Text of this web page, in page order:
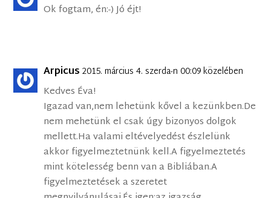
Ok fogtam, én:-) Jó éjt!
Arpicus 2015. március 4. szerda-n 00:09 közelében
Kedves Éva!
Igazad van,nem lehetünk kővel a kezünkben.De
nem mehetünk el csak úgy bizonyos dolgok
mellett.Ha valami eltévelyedést észlelünk
akkor figyelmeztetnünk kell.A figyelmeztetés
mint kötelesség benn van a Bibliában.A
figyelmeztetések a szeretet